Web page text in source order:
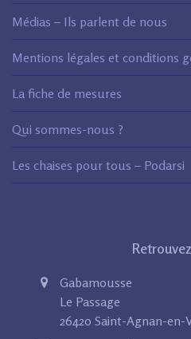
Médias – Ils parlent de nous
Mentions légales et conditions
La fiche de mesures
Qui sommes-nous ?
Les chaises pour tous – Podarsi
Gabamousse
Le Passage
26420 Saint-Agnan-en-